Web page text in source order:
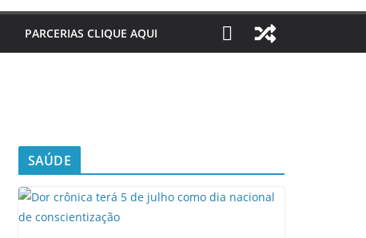
PARCERIAS CLIQUE AQUI
SAÚDE